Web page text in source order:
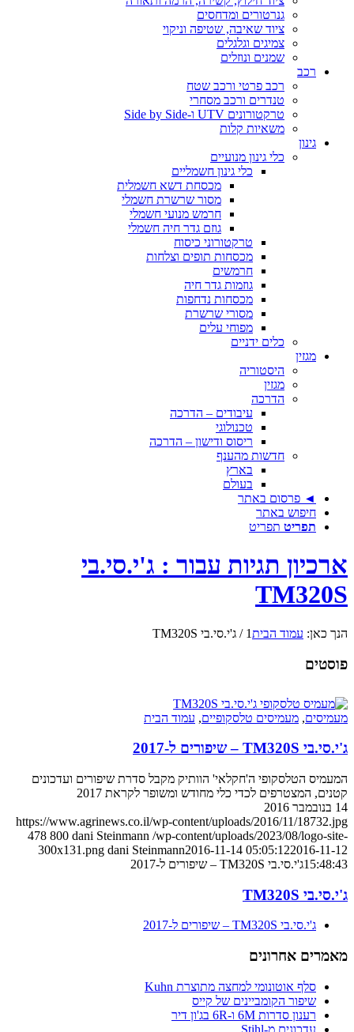
גנרטורים ומדחסים
ציוד שאיבה, שטיפה וניקוי
צמיגים וגלגלים
שמנים ונוזלים
רכב
רכב פרטי ורכב שטח
טנדרים ורכב מסחרי
טרקטורונים UTV ו-Side by Side
משאיות קלות
גינון
כלי גינון מנועיים
כלי גינון חשמליים
מכסחת דשא חשמלית
מסור שרשרת חשמלי
חרמש מנועי חשמלי
גוזם גדר חיה חשמלי
טרקטורוני כיסוח
מכסחות תופים וצלחות
חרמשים
גוזמות גדר חיה
מכסחות נדחפות
מסורי שרשרת
מפוחי עלים
כלים ידניים
מגזין
היסטוריה
מגזין
הדרכה
עיבודים – הדרכה
טכנולוגי
ריסוס ודישון – הדרכה
חדשות מהענף
בארץ
בעולם
◄ פרסום באתר
חיפוש באתר
תפריט תפריט
ארכיון תגיות עבור : ג'י.סי.בי
TM320S
הנך כאן: עמוד הבית1
/ ג'י.סי.בי TM320S
פוסטים
מעמיסים, מעמיסים טלסקופיים, עמוד הבית
ג'י.סי.בי TM320S – שיפורים ל-2017
המעמיס הטלסקופי ה'חקלאי' הוותיק מקבל סדרת שיפורים ועדכונים
קטנים, המצטרפים לכדי כלי מחודש ומשופר לקראת 2017
14 בנובמבר 2016
https://www.agrinews.co.il/wp-content/uploads/2016/11/18732.jpg
478 800 dani Steinmann /wp-content/uploads/2023/08/logo-site-
300x131.png dani Steinmann2016-11-14 05:05:122016-11-12
15:48:43ג'י.סי.בי TM320S – שיפורים ל-2017
ג'י.סי.בי TM320S
ג'י.סי.בי TM320S – שיפורים ל-2017
מאמרים אחרונים
סלף אוטונומי למחצה מתוצרת Kuhn
שיפור הקומביינים של קייס
רענון סדרות 6M ו-6R בג'ון דיר
עדכונים מ-Stihl